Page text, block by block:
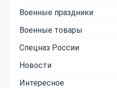
Военные праздники
Военные товары
Спецназ России
Новости
Интересное